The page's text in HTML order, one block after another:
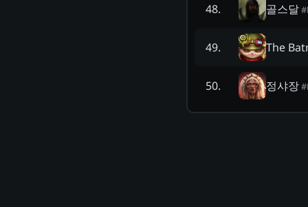
48. 골스달#
49. The
50. 정샤장#